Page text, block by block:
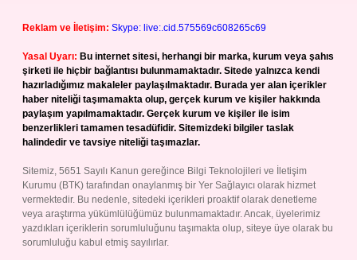
Reklam ve İletişim: Skype: live:.cid.575569c608265c69
Yasal Uyarı: Bu internet sitesi, herhangi bir marka, kurum veya şahıs
şirketi ile hiçbir bağlantısı bulunmamaktadır. Sitede yalnızca kendi
hazırladığımız makaleler paylaşılmaktadır. Burada yer alan içerikler
haber niteliği taşımamakta olup, gerçek kurum ve kişiler hakkında
paylaşım yapılmamaktadır. Gerçek kurum ve kişiler ile isim
benzerlikleri tamamen tesadüfidir. Sitemizdeki bilgiler taslak
halindedir ve tavsiye niteliği taşımazlar.
Sitemiz, 5651 Sayılı Kanun gereğince Bilgi Teknolojileri ve İletişim
Kurumu (BTK) tarafından onaylanmış bir Yer Sağlayıcı olarak hizmet
vermektedir. Bu nedenle, sitedeki içerikleri proaktif olarak denetleme
veya araştırma yükümlülüğümüz bulunmamaktadır. Ancak, üyelerimiz
yazdıkları içeriklerin sorumluluğunu taşımakta olup, siteye üye olarak bu
sorumluluğu kabul etmiş sayılırlar.